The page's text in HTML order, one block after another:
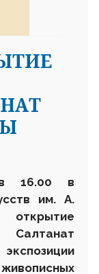
16.00 в
им. А.